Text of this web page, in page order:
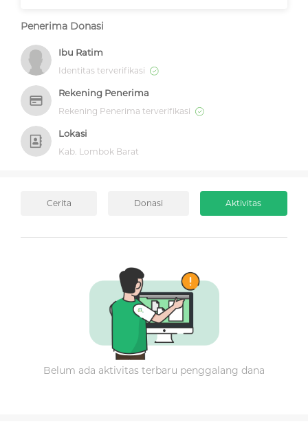
Penerima Donasi
Ibu Ratim
Identitas terverifikasi
Rekening Penerima
Rekening Penerima terverifikasi
Lokasi
Kab. Lombok Barat
Cerita Donasi Aktivitas
Belum ada aktivitas terbaru penggalang dana